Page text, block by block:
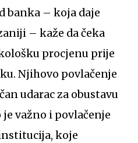
banka – koja daje
– kaže da čeka
procjenu prije
Njihovo povlačenje
udarac za obustavu
važno i povlačenje
koje